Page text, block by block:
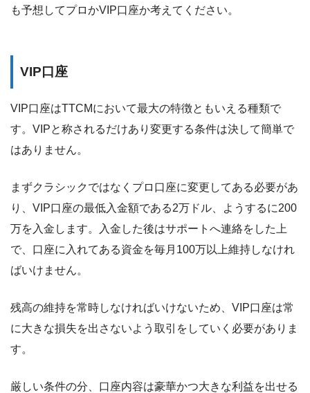
も予想してプロかVIP口座か考えてください。
VIP口座
VIP口座はTTCMにおいて最大の特徴ともいえる種類で
す。VIPと称されるだけあり変更する条件は決して簡単で
はありません。
まずクラシックではなくプロ口座に変更してある必要があ
り、VIP口座の最低入金額である2万ドル、ようするに200
万を入金します。入金した後はサポートへ連絡をした上
で、口座に入れてある資金を毎月100万以上維持しなけれ
ばいけません。
残高の維持を常時しなければいけないため、VIP口座は常
に大きな損失を出さないよう取引をしていく必要がありま
す。
厳しい条件の分、口座内容は豪華かつ大きな利益を出せる